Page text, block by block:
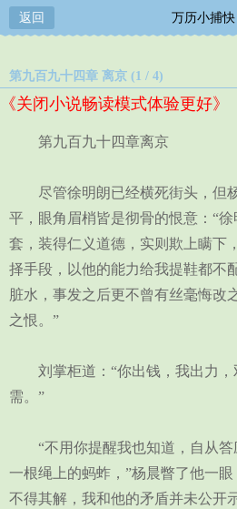
返回 万历小捕快
第九百九十四章 离京 (1 / 4)
《关闭小说畅读模式体验更好》
第九百九十四章离京
尽管徐明朗已经横死街头，但
平，眼角眉梢皆是彻骨的恨意：“
套，装得仁义道德，实则欺上瞒下
择手段，以他的能力给我提鞋都不
脏水，事发之后更不曾有丝毫悔改
之恨。”
刘掌柜道：“你出钱，我出力，
需。”
“不用你提醒我也知道，自从答
一根绳上的蚂蚱，”杨晨瞥了他一
不得其解，我和他的矛盾并未公开